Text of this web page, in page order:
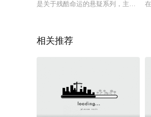
是关于残酷命运的悬疑系列，主角们
相关推荐